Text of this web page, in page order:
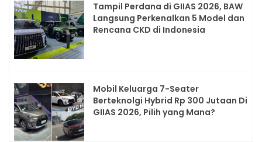
Tampil Perdana di GIIAS 2026, BAW
Langsung Perkenalkan 5 Model dan
Rencana CKD di Indonesia
Mobil Keluarga 7-Seater
Berteknolgi Hybrid Rp 300 Jutaan Di
GIIAS 2026, Pilih yang Mana?